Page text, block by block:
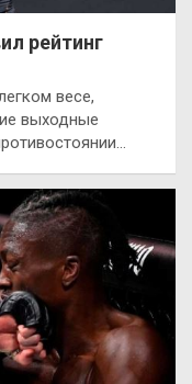
рейтинг
весе,
выходные